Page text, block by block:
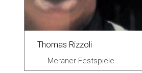
Thomas Rizzoli
Meraner Festspiele